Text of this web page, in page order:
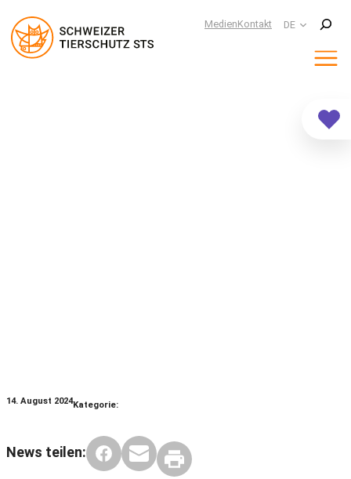
MedienKontakt DE
Suchen
14. August 2024Kategorie:
News teilen: